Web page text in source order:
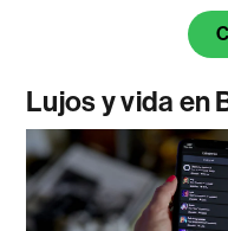
Lujos y vida en